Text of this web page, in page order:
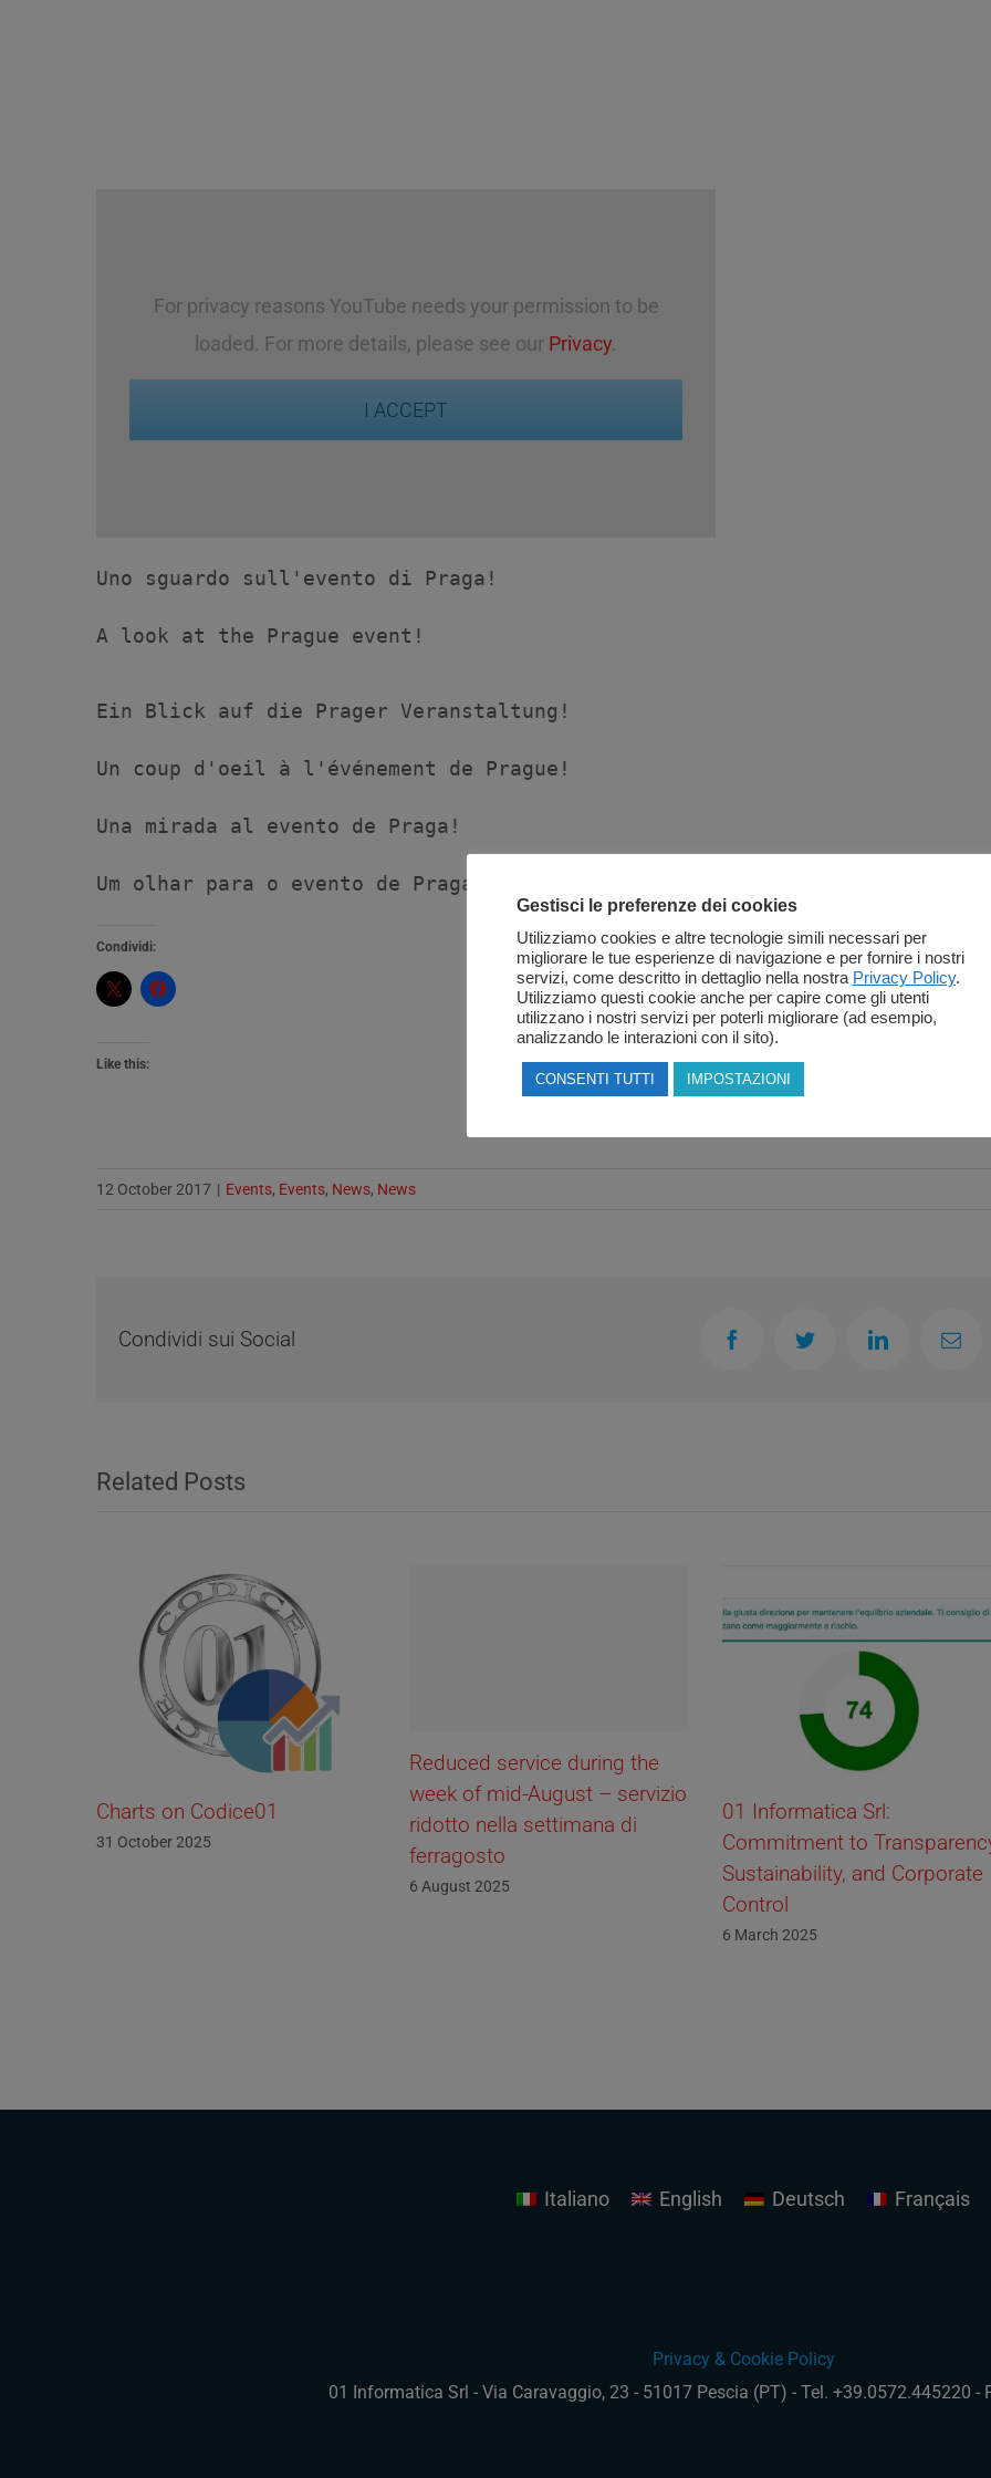
For privacy reasons YouTube needs your permission to be
loaded. For more details, please see our Privacy.
I ACCEPT
Uno sguardo sull'evento di Praga!
A look at the Prague event!
Ein Blick auf die Prager Veranstaltung!
Um olhar para o evento de Praga!
Condividi:
Like this:
12 October 2017 | Events, Events, News, News
Condividi sui Social FacebookTwitter LinkedInEmail
Related Posts
Charts on Codice01
31 October 2025
Reduced service during the
week of mid-August – servizio
ridotto nella settimana di
ferragosto
6 August 2025
01 Informatica Srl:
Commitment to Transparency,
Sustainability, and Corporate
Control
6 March 2025
Italiano English Deutsch Français
Privacy & Cookie Policy
01 Informatica Srl - Via Caravaggio, 23 - 51017 Pescia (PT) - Tel. +39.0572.445220 -
Gestisci le preferenze dei cookies
Utilizziamo cookies e altre tecnologie simili necessari per
migliorare le tue esperienze di navigazione e per fornire i nostri
servizi, come descritto in dettaglio nella nostra Privacy Policy.
Utilizziamo questi cookie anche per capire come gli utenti
utilizzano i nostri servizi per poterli migliorare (ad esempio,
analizzando le interazioni con il sito).
CONSENTI TUTTI IMPOSTAZIONI